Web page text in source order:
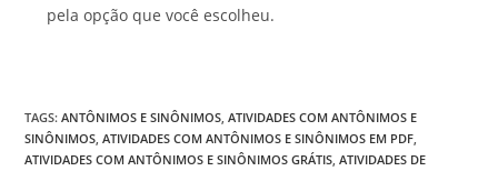
pela opção que você escolheu.
TAGS:ANTÔNIMOS E SINÔNIMOS, ATIVIDADES COM ANTÔNIMOS E
SINÔNIMOS, ATIVIDADES COM ANTÔNIMOS E SINÔNIMOS EM PDF,
ATIVIDADES COM ANTÔNIMOS E SINÔNIMOS GRÁTIS, ATIVIDADES DE